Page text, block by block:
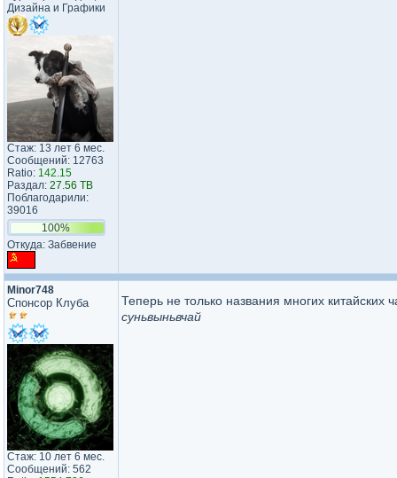
Дизайна и Графики
Стаж: 13 лет 6 мес.
Сообщений: 12763
Ratio: 142.15
Раздал: 27.56 TB
Поблагодарили:
39016
100%
Откуда: Забвение
Minor748
Спонсор Клуба
Стаж: 10 лет 6 мес.
Сообщений: 562
Теперь не только названия многих китайских
суньвыньвчай